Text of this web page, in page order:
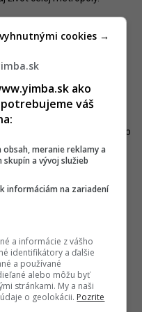
od zvyšku Bratislavy,
ale skôr mentálnou
Petržalky oddelená
sídliskom, ako aj
by mohla zmeniť
zatiaľ viac vízia ako
na zlepšení prepojenia so
má byť napojené na
železničnej zastávke.
prepojenia (napríklad
infraštruktúra. Časť
a ambícií, v Petržalke môže
občianskou
s novým bývaním,
možnosťami
- koniec-koncov,
o ktorú sa usiluje
ako
váš
meranie reklamy a
a vývoj služieb
informáciám na zariadení
a informácie z vášho
identifikátory a ďalšie
a používané
alebo môžu byť
stránkami. My a naši
o geolokácii. Pozrite
cookies →